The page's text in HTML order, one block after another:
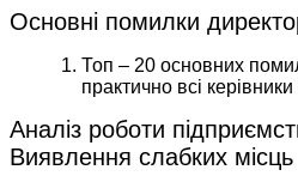
Основні помилки
Топ – 20 основних
практично всі
Аналіз роботи
Виявлення слабких місць